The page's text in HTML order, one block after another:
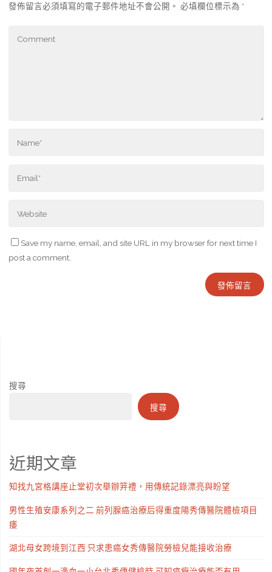
發佈留言必須填寫的電子郵件地址不會公開。 必填欄位標示為 *
Save my name, email, and site URL in my browser for next time I
post a comment.
搜尋
搜尋
近期文章
知找九宮格講座止堂初次舉辦笄禮，用傳統記錄漂亮與盼望
男性生殖安康系列之二 前列腺癌治療后得重度陽秀傳醫院體檢項目
痿
湖北母女跨境到江西 只求患癌女秀傳醫院勞檢兒能接收治療